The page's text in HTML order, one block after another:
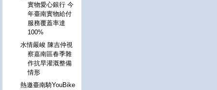
實物愛心銀行 今
年臺南實物給付
服務覆蓋率達
100%
水情嚴峻 陳吉仲視
察嘉南區春季雜
作抗旱灌溉整備
情形
熱邀臺南騎YouBike